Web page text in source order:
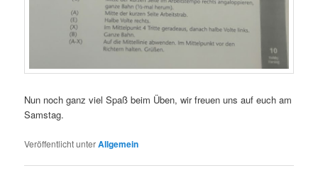
Nun noch ganz viel Spaß beim Üben, wir freuen uns auf euch am
Samstag.
Veröffentlicht unterAllgemein